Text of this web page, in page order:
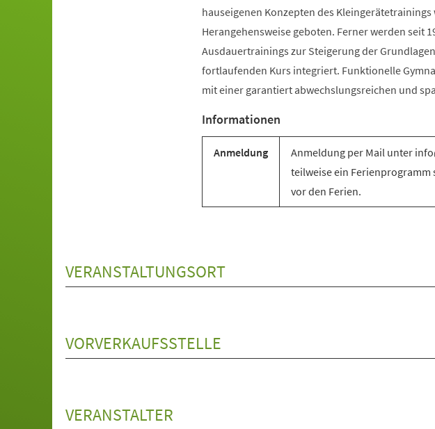
hauseigenen Konzepten des
Herangehensweise geboten. Ferner werden seit
Ausdauertrainings zur Steigerung der
fortlaufenden Kurs integriert. Funktionelle
mit einer garantiert abwechslungsreichen und
Informationen
Anmeldung
Anmeldung per Mail unter
teilweise ein
vor den Ferien.
VERANSTALTUNGSORT
VORVERKAUFSSTELLE
VERANSTALTER